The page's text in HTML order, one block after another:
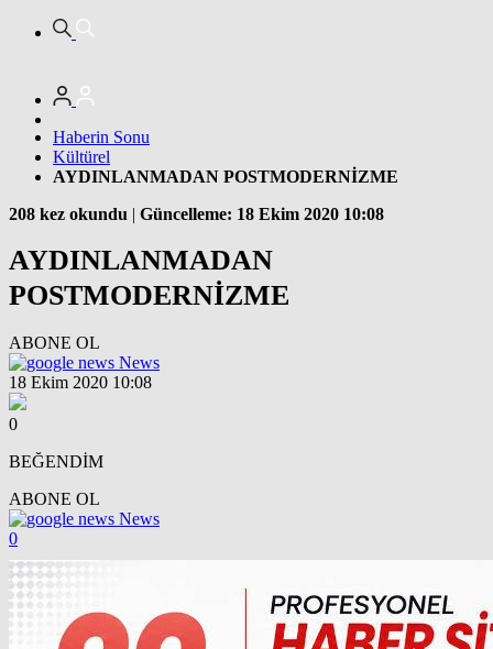
Haberin Sonu
Kültürel
AYDINLANMADAN POSTMODERNİZME
208 kez okundu | Güncelleme: 18 Ekim 2020 10:08
AYDINLANMADAN
POSTMODERNİZME
ABONE OL
News
18 Ekim 2020 10:08
0
BEĞENDİM
ABONE OL
News
0